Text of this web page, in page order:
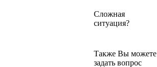
Сложная
ситуация?
Также Вы можете
задать вопрос